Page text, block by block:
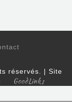
réservés. | Site
GoodLinks